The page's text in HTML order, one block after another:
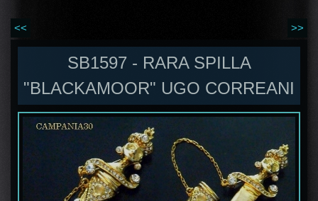
<< >>
SB1597 - RARA SPILLA
"BLACKAMOOR" UGO CORREANI